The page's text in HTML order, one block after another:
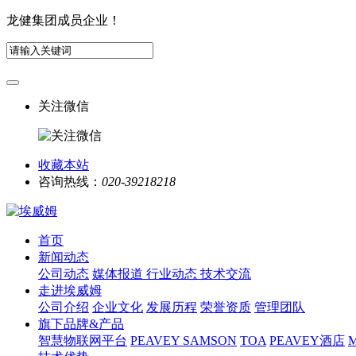
龙健集团成员企业！
关注微信
收藏本站
咨询热线： 020-39218218
首页
新闻动态
公司动态 媒体报道 行业动态 技术交流
走进埃威姆
公司介绍 企业文化 发展历程 荣誉资质 管理团队
旗下品牌&产品
智慧物联网平台 PEAVEY SAMSON TOA PEAVEY酒店